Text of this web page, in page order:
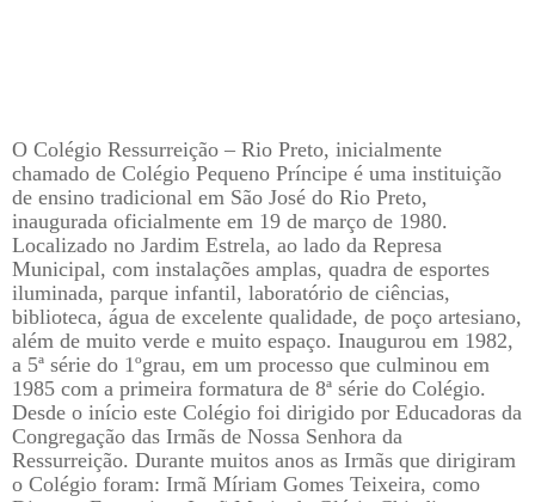
O Colégio Ressurreição – Rio Preto, inicialmente
chamado de Colégio Pequeno Príncipe é uma instituição
de ensino tradicional em São José do Rio Preto,
inaugurada oficialmente em 19 de março de 1980.
Localizado no Jardim Estrela, ao lado da Represa
Municipal, com instalações amplas, quadra de esportes
iluminada, parque infantil, laboratório de ciências,
biblioteca, água de excelente qualidade, de poço artesiano,
além de muito verde e muito espaço. Inaugurou em 1982,
a 5ª série do 1ºgrau, em um processo que culminou em
1985 com a primeira formatura de 8ª série do Colégio.
Desde o início este Colégio foi dirigido por Educadoras da
Congregação das Irmãs de Nossa Senhora da
Ressurreição. Durante muitos anos as Irmãs que dirigiram
o Colégio foram: Irmã Míriam Gomes Teixeira, como